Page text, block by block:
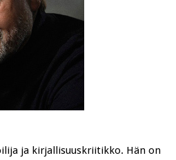
ja kirjallisuuskriitikko. Hän on